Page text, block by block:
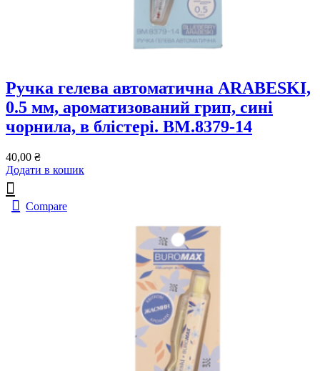
Ручка гелева автоматична ARABESKI,
0.5 мм, ароматизований грип, сині
чорнила, в блістері. BM.8379-14
40,00 ₴
Додати в кошик
Compare